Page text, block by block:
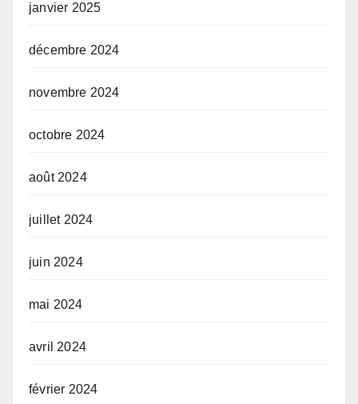
janvier 2025
décembre 2024
novembre 2024
octobre 2024
août 2024
juillet 2024
juin 2024
mai 2024
avril 2024
février 2024